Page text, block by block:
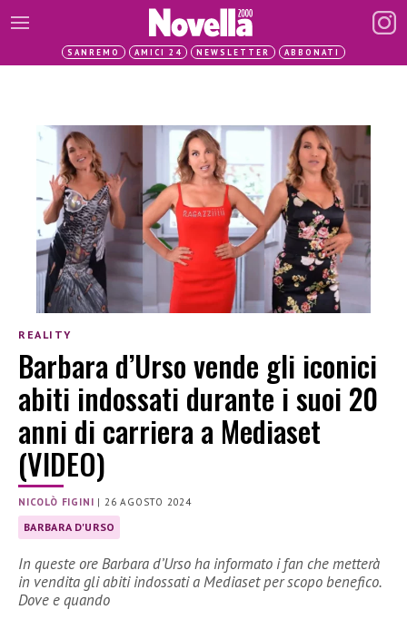
SANREMO AMICI 24 NEWSLETTER ABBONATI
REALITY
Barbara d’Urso vende gli iconici
abiti indossati durante i suoi 20
anni di carriera a Mediaset
(VIDEO)
NICOLÒ FIGINI | 26 AGOSTO 2024
BARBARA D'URSO
In queste ore Barbara d’Urso ha informato i fan che metterà
in vendita gli abiti indossati a Mediaset per scopo benefico.
Dove e quando